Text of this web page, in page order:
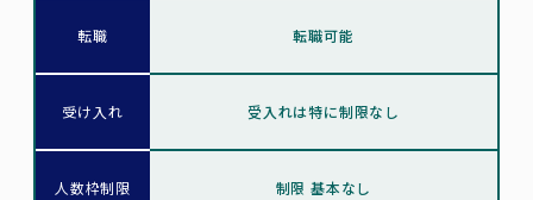
転職 転職可能
受け入れ 受入れは特に制限なし
人数枠制限 制限 基本なし